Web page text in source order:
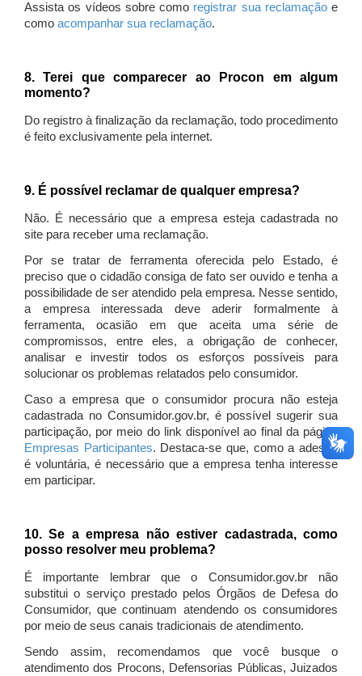
Assista os vídeos sobre como registrar sua reclamaçãoe
como acompanhar sua reclamação.
8. Terei que comparecer ao Procon em algum
momento?
Do registro à finalização da reclamação, todo procedimento
é feito exclusivamente pela internet.
9. É possível reclamar de qualquer empresa?
Não. É necessário que a empresa esteja cadastrada no
site para receber uma reclamação.
Por se tratar de ferramenta oferecida pelo Estado, é
preciso que o cidadão consiga de fato ser ouvido e tenha a
possibilidade de ser atendido pela empresa. Nesse sentido,
a empresa interessada deve aderir formalmente à
ferramenta, ocasião em que aceita uma série de
compromissos, entre eles, a obrigação de conhecer,
analisar e investir todos os esforços possíveis para
solucionar os problemas relatados pelo consumidor.
Caso a empresa que o consumidor procura não esteja
cadastrada no Consumidor.gov.br, é possível sugerir sua
participação, por meio do link disponível ao final da página
Empresas Participantes. Destaca-se que, como a adesão
é voluntária, é necessário que a empresa tenha interesse
em participar.
10. Se a empresa não estiver cadastrada, como
posso resolver meu problema?
É importante lembrar que o Consumidor.gov.br não
substitui o serviço prestado pelos Órgãos de Defesa do
Consumidor, que continuam atendendo os consumidores
por meio de seus canais tradicionais de atendimento.
Sendo assim, recomendamos que você busque o
atendimento dos Procons, Defensorias Públicas, Juizados